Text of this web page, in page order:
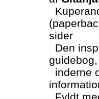
sider
Den
inderne